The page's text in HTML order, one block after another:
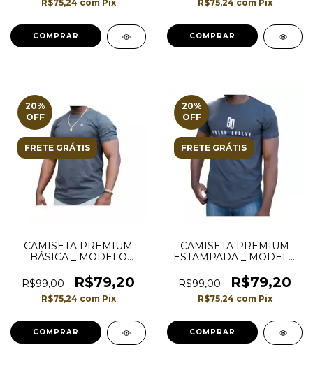
R$75,24 com Pix
COMPRAR
R$75,24 com Pix
COMPRAR
20%
OFF
FRETE GRÁTIS
CAMISETA PREMIUM
BÁSICA _ MODELO
ESCURO/MESCLA
R$99,00 R$79,20
R$75,24 com Pix
COMPRAR
20%
OFF
FRETE GRÁTIS
CAMISETA PREMIUM
ESTAMPADA _ MODELO
ESCURO/MESCLA
R$99,00 R$79,20
R$75,24 com Pix
COMPRAR